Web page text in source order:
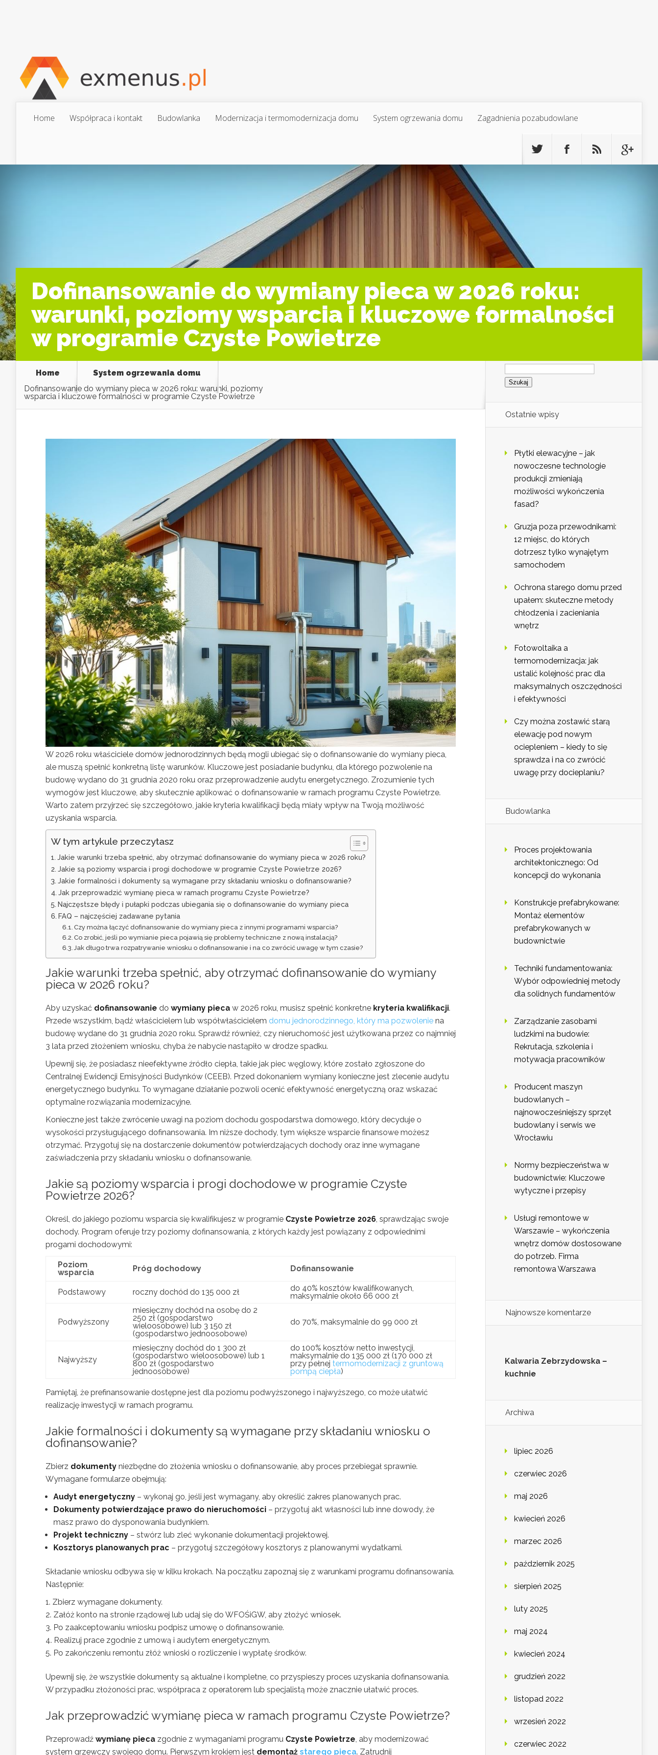
Home Współpraca i kontakt Budowlanka Modernizacja i termomodernizacja domu System ogrzewania domu Zagadnienia pozabudowlane
Dofinansowanie do wymiany pieca w 2026 roku:
warunki, poziomy wsparcia i kluczowe formalności
w programie Czyste Powietrze
Home
System ogrzewania domu
Dofinansowanie do wymiany pieca w 2026 roku: warunki, poziomy
wsparcia i kluczowe formalności w programie Czyste Powietrze
W 2026 roku właściciele domów jednorodzinnych będą mogli ubiegać się o dofinansowanie do wymiany pieca,
ale muszą spełnić konkretną listę warunków. Kluczowe jest posiadanie budynku, dla którego pozwolenie na
budowę wydano do 31 grudnia 2020 roku oraz przeprowadzenie audytu energetycznego. Zrozumienie tych
wymogów jest kluczowe, aby skutecznie aplikować o dofinansowanie w ramach programu Czyste Powietrze.
Warto zatem przyjrzeć się szczegółowo, jakie kryteria kwalifikacji będą miały wpływ na Twoją możliwość
uzyskania wsparcia.
W tym artykule przeczytasz
Jakie warunki trzeba spełnić, aby otrzymać dofinansowanie do wymiany pieca w 2026 roku?
Jakie są poziomy wsparcia i progi dochodowe w programie Czyste Powietrze 2026?
Jakie formalności i dokumenty są wymagane przy składaniu wniosku o dofinansowanie?
Jak przeprowadzić wymianę pieca w ramach programu Czyste Powietrze?
Najczęstsze błędy i pułapki podczas ubiegania się o dofinansowanie do wymiany pieca
FAQ – najczęściej zadawane pytania
Czy można łączyć dofinansowanie do wymiany pieca z innymi programami wsparcia?
Co zrobić, jeśli po wymianie pieca pojawią się problemy techniczne z nową instalacją?
Jak długo trwa rozpatrywanie wniosku o dofinansowanie i na co zwrócić uwagę w tym czasie?
Jakie warunki trzeba spełnić, aby otrzymać dofinansowanie do wymiany
pieca w 2026 roku?
Aby uzyskać dofinansowanie do wymiany pieca w 2026 roku, musisz spełnić konkretne kryteria kwalifikacji.
Przede wszystkim, bądź właścicielem lub współwłaścicielem domu jednorodzinnego, który ma pozwolenie na
budowę wydane do 31 grudnia 2020 roku. Sprawdź również, czy nieruchomość jest użytkowana przez co najmniej
3 lata przed złożeniem wniosku, chyba że nabycie nastąpiło w drodze spadku.
Upewnij się, że posiadasz nieefektywne źródło ciepła, takie jak piec węglowy, które zostało zgłoszone do
Centralnej Ewidencji Emisyjności Budynków (CEEB). Przed dokonaniem wymiany konieczne jest zlecenie audytu
energetycznego budynku. To wymagane działanie pozwoli ocenić efektywność energetyczną oraz wskazać
optymalne rozwiązania modernizacyjne.
Konieczne jest także zwrócenie uwagi na poziom dochodu gospodarstwa domowego, który decyduje o
wysokości przysługującego dofinansowania. Im niższe dochody, tym większe wsparcie finansowe możesz
otrzymać. Przygotuj się na dostarczenie dokumentów potwierdzających dochody oraz inne wymagane
zaświadczenia przy składaniu wniosku o dofinansowanie.
Jakie są poziomy wsparcia i progi dochodowe w programie Czyste
Powietrze 2026?
Określ, do jakiego poziomu wsparcia się kwalifikujesz w programie Czyste Powietrze 2026 , sprawdzając swoje
dochody. Program oferuje trzy poziomy dofinansowania, z których każdy jest powiązany z odpowiednimi
progami dochodowymi:
Poziom
wsparcia
Próg dochodowy Dofinansowanie
Podstawowy roczny dochód do 135 000 zł
do 40% kosztów kwalifikowanych,
maksymalnie około 66 000 zł
Podwyższony
miesięczny dochód na osobę do 2
250 zł (gospodarstwo
wieloosobowe) lub 3 150 zł
(gospodarstwo jednoosobowe)
do 70%, maksymalnie do 99 000 zł
Najwyższy
miesięczny dochód do 1 300 zł
(gospodarstwo wieloosobowe) lub 1
800 zł (gospodarstwo
jednoosobowe)
do 100% kosztów netto inwestycji,
maksymalnie do 135 000 zł (170 000 zł
przy pełnej termomodernizacji z gruntową
pompą ciepła)
Pamiętaj, że prefinansowanie dostępne jest dla poziomu podwyższonego i najwyższego, co może ułatwić
realizację inwestycji w ramach programu.
Jakie formalności i dokumenty są wymagane przy składaniu wniosku o
dofinansowanie?
Zbierz dokumenty niezbędne do złożenia wniosku o dofinansowanie, aby proces przebiegał sprawnie.
Wymagane formularze obejmują:
Audyt energetyczny – wykonaj go, jeśli jest wymagany, aby określić zakres planowanych prac.
Dokumenty potwierdzające prawo do nieruchomości – przygotuj akt własności lub inne dowody, że
masz prawo do dysponowania budynkiem.
Projekt techniczny – stwórz lub zleć wykonanie dokumentacji projektowej.
Kosztorys planowanych prac – przygotuj szczegółowy kosztorys z planowanymi wydatkami.
Składanie wniosku odbywa się w kilku krokach. Na początku zapoznaj się z warunkami programu dofinansowania.
Następnie:
Zbierz wymagane dokumenty.
Załóż konto na stronie rządowej lub udaj się do WFOŚiGW, aby złożyć wniosek.
Po zaakceptowaniu wniosku podpisz umowę o dofinansowanie.
Realizuj prace zgodnie z umową i audytem energetycznym.
Po zakończeniu remontu złóż wnioski o rozliczenie i wypłatę środków.
Upewnij się, że wszystkie dokumenty są aktualne i kompletne, co przyspieszy proces uzyskania dofinansowania.
W przypadku złożoności prac, współpraca z operatorem lub specjalistą może znacznie ułatwić proces.
Jak przeprowadzić wymianę pieca w ramach programu Czyste Powietrze?
Przeprowadź wymianę pieca zgodnie z wymaganiami programu Czyste Powietrze , aby modernizować
system grzewczy swojego domu. Pierwszym krokiem jest demontaż starego pieca. Zatrudnij
Szukaj:
Ostatnie wpisy
Płytki elewacyjne – jak
nowoczesne technologie
produkcji zmieniają
możliwości wykończenia
fasad?
Gruzja poza przewodnikami:
12 miejsc, do których
dotrzesz tylko wynajętym
samochodem
Ochrona starego domu przed
upałem: skuteczne metody
chłodzenia i zacieniania
wnętrz
Fotowoltaika a
termomodernizacja: jak
ustalić kolejność prac dla
maksymalnych oszczędności
i efektywności
Czy można zostawić starą
elewację pod nowym
ociepleniem – kiedy to się
sprawdza i na co zwrócić
uwagę przy docieplaniu?
Budowlanka
Proces projektowania
architektonicznego: Od
koncepcji do wykonania
Konstrukcje prefabrykowane:
Montaż elementów
prefabrykowanych w
budownictwie
Techniki fundamentowania:
Wybór odpowiedniej metody
dla solidnych fundamentów
Zarządzanie zasobami
ludzkimi na budowie:
Rekrutacja, szkolenia i
motywacja pracowników
Producent maszyn
budowlanych –
najnowocześniejszy sprzęt
budowlany i serwis we
Wrocławiu
Normy bezpieczeństwa w
budownictwie: Kluczowe
wytyczne i przepisy
Usługi remontowe w
Warszawie – wykończenia
wnętrz domów dostosowane
do potrzeb. Firma
remontowa Warszawa
Najnowsze komentarze
Kalwaria Zebrzydowska –
kuchnie
Archiwa
lipiec 2026
czerwiec 2026
maj 2026
kwiecień 2026
marzec 2026
październik 2025
sierpień 2025
luty 2025
maj 2024
kwiecień 2024
grudzień 2022
listopad 2022
wrzesień 2022
czerwiec 2022